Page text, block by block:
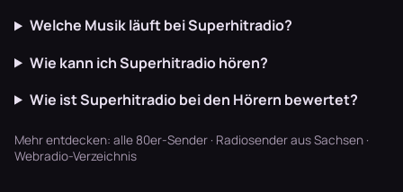
Welche Musik läuft bei Superhitradio?
Wie kann ich Superhitradio hören?
Wie ist Superhitradio bei den Hörern bewertet?
Mehr entdecken: alle 80er-Sender · Radiosender aus Sachsen ·
Webradio-Verzeichnis